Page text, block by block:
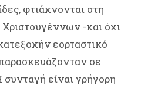
φτιάχνονται στη
-και όχι
εορταστικό
σε
είναι γρήγορη